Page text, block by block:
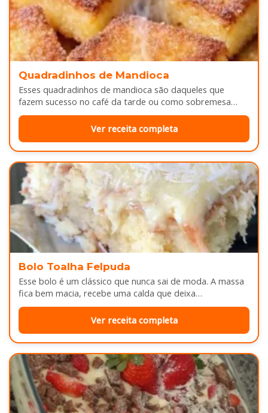
Quadradinhos de Mandioca
Esses quadradinhos de mandioca são daqueles que
fazem sucesso no café da tarde ou como sobremesa
depois do almoço. Por…
Ver receita completa
Bolo Toalha Felpuda
Esse bolo é um clássico que nunca sai de moda. A massa
fica bem macia, recebe uma calda que deixa…
Ver receita completa